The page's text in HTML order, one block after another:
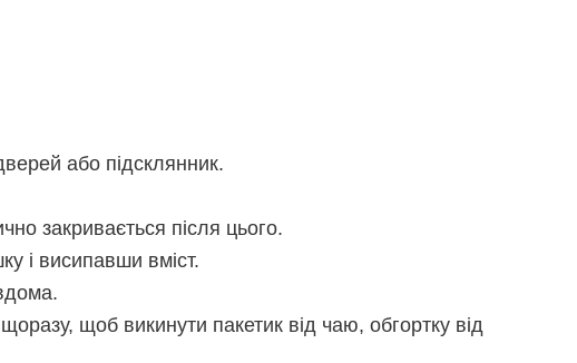
або підсклянник.
закривається після цього.
і висипавши вміст.
щоб викинути пакетик від чаю, обгортку від